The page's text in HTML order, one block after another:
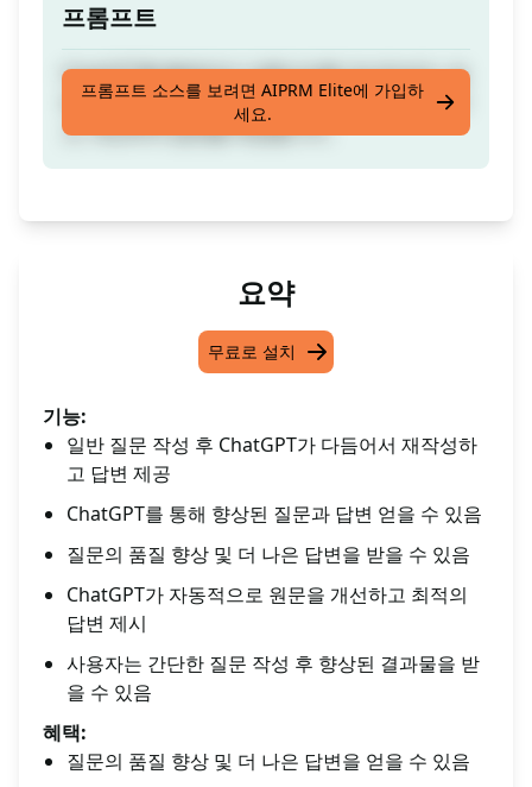
프롬프트
ChatGPT를 활용하여 프롬프트를 개선하세요. 일
반적인 질문을 작성하면 ChatGPT가 다시 작성하
고, 개선하여 답변을 제공합니다.
프롬프트 소스를 보려면 AIPRM Elite에 가입하
세요.
요약
무료로 설치
기능:
일반 질문 작성 후 ChatGPT가 다듬어서 재작성하
고 답변 제공
ChatGPT를 통해 향상된 질문과 답변 얻을 수 있음
질문의 품질 향상 및 더 나은 답변을 받을 수 있음
ChatGPT가 자동적으로 원문을 개선하고 최적의
답변 제시
사용자는 간단한 질문 작성 후 향상된 결과물을 받
을 수 있음
혜택:
질문의 품질 향상 및 더 나은 답변을 얻을 수 있음